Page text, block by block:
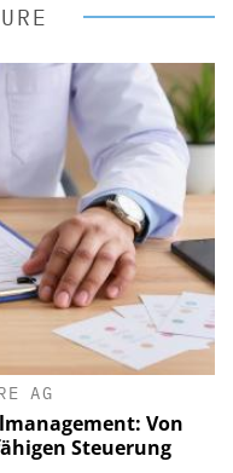
AG
Von
Steuerung